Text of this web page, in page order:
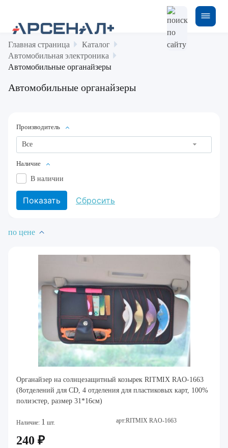
Главная страница
Каталог
Автомобильная электроника
Автомобильные органайзеры
Автомобильные органайзеры
Производитель
Все
Наличие
В наличии
по цене
Органайзер на солнцезащитный козырек RITMIX RAO-1663
(8отделений для CD, 4 отделения для пластиковых карт, 100%
полиэстер, размер 31*16см)
Наличие: 1 шт. арт:RITMIX RAO-1663
240 ₽